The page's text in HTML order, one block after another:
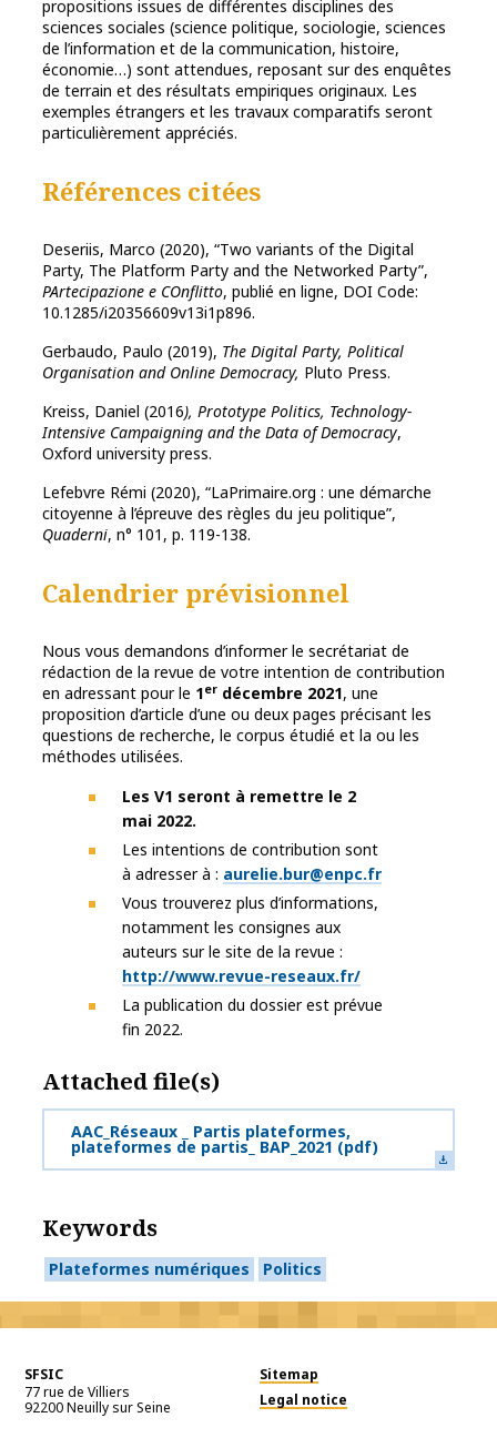
propositions issues de différentes disciplines des
sciences sociales (science politique, sociologie, sciences
de l’information et de la communication, histoire,
économie…) sont attendues, reposant sur des enquêtes
de terrain et des résultats empiriques originaux. Les
exemples étrangers et les travaux comparatifs seront
particulièrement appréciés.
Références citées
Deseriis, Marco (2020), “Two variants of the Digital
Party, The Platform Party and the Networked Party”,
PArtecipazione e COnflitto, publié en ligne, DOI Code:
10.1285/i20356609v13i1p896.
Gerbaudo, Paulo (2019), The Digital Party, Political
Organisation and Online Democracy, Pluto Press.
Kreiss, Daniel (2016), Prototype Politics, Technology-
Intensive Campaigning and the Data of Democracy,
Oxford university press.
Lefebvre Rémi (2020), “LaPrimaire.org : une démarche
citoyenne à l’épreuve des règles du jeu politique”,
Quaderni, n° 101, p. 119-138.
Calendrier prévisionnel
Nous vous demandons d’informer le secrétariat de
rédaction de la revue de votre intention de contribution
en adressant pour le 1er décembre 2021, une
proposition d’article d’une ou deux pages précisant les
questions de recherche, le corpus étudié et la ou les
méthodes utilisées.
Les V1 seront à remettre le 2
mai 2022.
Les intentions de contribution sont
à adresser à : aurelie.bur@enpc.fr
Vous trouverez plus d’informations,
notamment les consignes aux
auteurs sur le site de la revue :
http://www.revue-reseaux.fr/
La publication du dossier est prévue
fin 2022.
Attached file(s)
AAC_Réseaux _ Partis plateformes,
plateformes de partis_ BAP_2021 (pdf)
Keywords
Plateformes numériques Politics
SFSIC
77 rue de Villiers
92200Neuilly sur Seine
Sitemap
Legal notice